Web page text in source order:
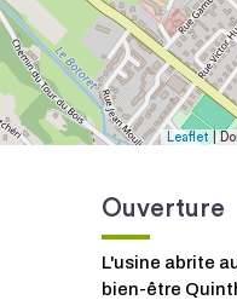
Leaflet |
Ouverture
L'usine abrite
bien-être